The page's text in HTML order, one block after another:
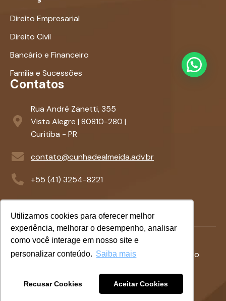
Utilizamos cookies para oferecer melhor
experiência, melhorar o desempenho, analisar
como você interage em nosso site e
personalizar conteúdo. Saiba mais
Recusar Cookies Aceitar Cookies
Direito Empresarial
Direito Civil
Bancário e Financeiro
Família e Sucessões
Contatos
Rua André Zanetti, 355
Vista Alegre | 80810-280 |
Curitiba - PR
contato@cunhadealmeida.adv.br
+55 (41) 3254-8221
Termos &
Politicas de
©2026
- Desenvolvido
Azempresas.com.br